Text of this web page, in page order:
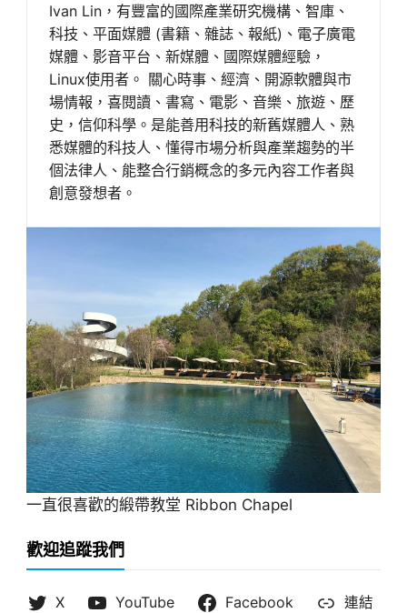
Ivan Lin，有豐富的國際產業研究機構、智庫、
科技、平面媒體 (書籍、雜誌、報紙)、電子廣電
媒體、影音平台、新媒體、國際媒體經驗，
Linux使用者。 關心時事、經濟、開源軟體與市
場情報，喜閱讀、書寫、電影、音樂、旅遊、歷
史，信仰科學。是能善用科技的新舊媒體人、熟
悉媒體的科技人、懂得市場分析與產業趨勢的半
個法律人、能整合行銷概念的多元內容工作者與
創意發想者。
一直很喜歡的緞帶教堂 Ribbon Chapel
歡迎追蹤我們
X YouTube Facebook
連結